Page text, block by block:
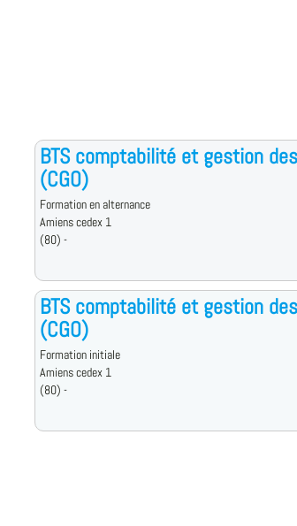
BTS comptabilité et gestion
(CGO)
Formation en alternance
Amiens cedex 1
(80) -
BTS comptabilité et gestion
(CGO)
Formation initiale
Amiens cedex 1
(80) -